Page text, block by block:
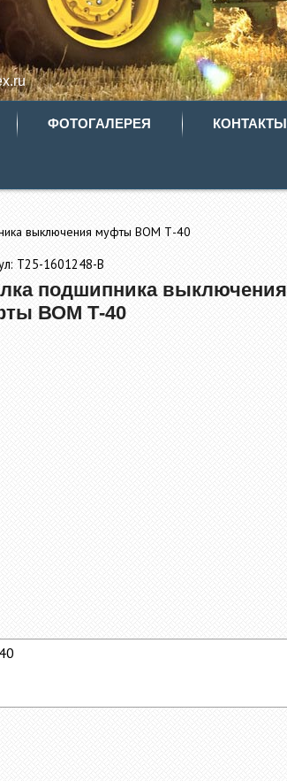
ФОТОГАЛЕРЕЯ КОНТАКТЫ
выключения муфты ВОМ Т-40
Т25-1601248-В
подшипника выключения
ВОМ Т-40